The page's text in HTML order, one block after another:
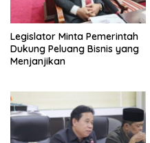
Legislator Minta Pemerintah
Dukung Peluang Bisnis yang
Menjanjikan